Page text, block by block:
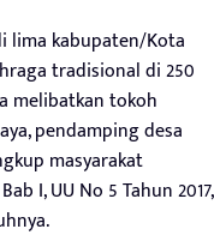
lima kabupaten/Kota
tradisional di 250
melibatkan tokoh
pendamping desa
masyarakat
I, UU No 5 Tahun 2017,